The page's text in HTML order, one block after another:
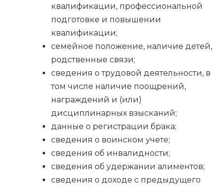
квалификации, профессиональной
подготовке и повышении
квалификации;
семейное положение, наличие детей,
родственные связи;
сведения о трудовой деятельности, в
том числе наличие поощрений,
награждений и (или)
дисциплинарных взысканий;
данные о регистрации брака;
сведения о воинском учете;
сведения об инвалидности;
сведения об удержании алиментов;
сведения о доходе с предыдущего